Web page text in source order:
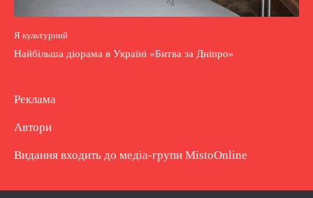
Я культурний
Найбільша діорама в Україні «Битва за Дніпро»
Реклама
Автори
Видання входить до медіа-групи MistoOnline